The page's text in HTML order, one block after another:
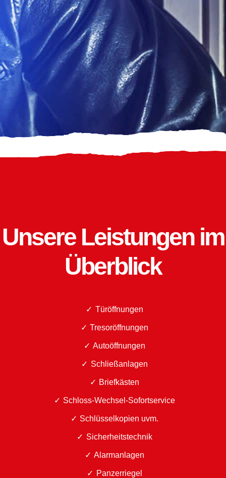
Unsere Leistungen im
Überblick
Türöffnungen
Tresoröffnungen
Autoöffnungen
Schließanlagen
Briefkästen
Schloss-Wechsel-Sofortservice
Schlüsselkopien uvm.
Sicherheitstechnik
Alarmanlagen
Panzerriegel